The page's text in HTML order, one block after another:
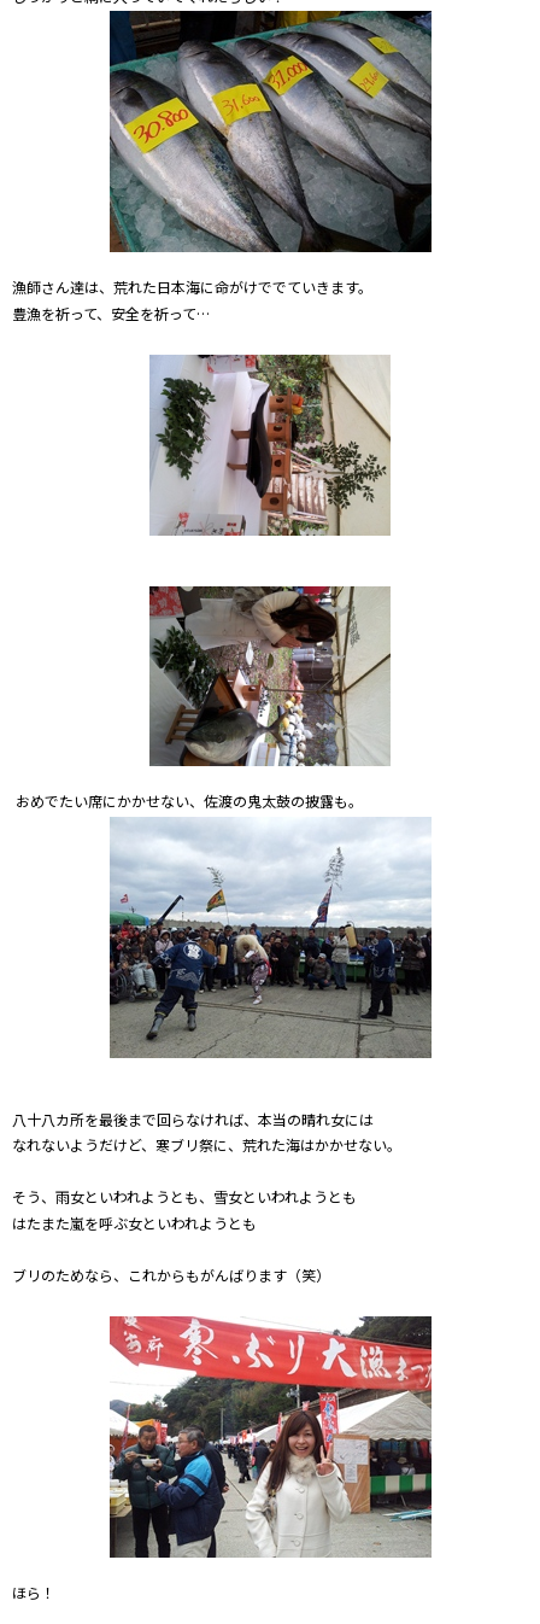
漁師さん達は、荒れた日本海に命がけででていきます。
豊漁を祈って、安全を祈って…
おめでたい席にかかせない、佐渡の鬼太鼓の披露も。
八十八カ所を最後まで回らなければ、本当の晴れ女には
なれないようだけど、寒ブリ祭に、荒れた海はかかせない。
そう、雨女といわれようとも、雪女といわれようとも
はたまた嵐を呼ぶ女といわれようとも
ブリのためなら、これからもがんばります（笑）
ほら！